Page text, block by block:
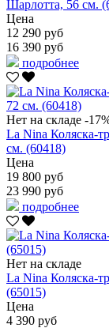
Шарлотта, 56 см.
Цена
12 290 руб
16 390 руб
подробнее
Нет на складе -
La Nina Коляска-
см. (60418)
Цена
19 800 руб
23 990 руб
подробнее
Нет на складе
La Nina Коляска-
(65015)
Цена
4 390 руб